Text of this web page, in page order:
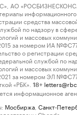
АО
информационного
средства
по надзору в
и массовых
за номером ИА
о регистрации
службой по
и массовых
за номером ЭЛ
«РБК».
18+
информационное
Мосбиржа Санкт-